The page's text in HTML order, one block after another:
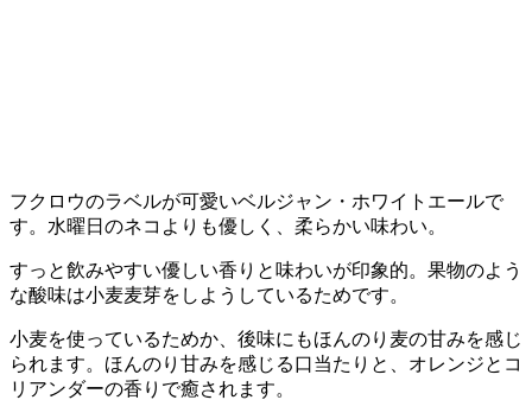
フクロウのラベルが可愛いベルジャン・ホワイトエールで
す。水曜日のネコよりも優しく、柔らかい味わい。
すっと飲みやすい優しい香りと味わいが印象的。果物のよう
な酸味は小麦麦芽をしようしているためです。
小麦を使っているためか、後味にもほんのり麦の甘みを感じ
られます。ほんのり甘みを感じる口当たりと、オレンジとコ
リアンダーの香りで癒されます。